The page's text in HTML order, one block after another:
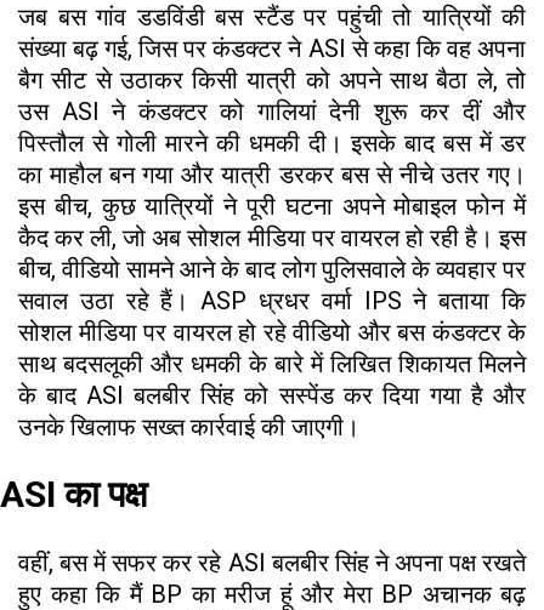
जब बस गांव डडविंडी बस स्टैंड पर पहुंची तो यात्रियों की
संख्या बढ़ गई, जिस पर कंडक्टर ने ASI से कहा कि वह अपना
बैग सीट से उठाकर किसी यात्री को अपने साथ बैठा ले, तो
उस ASI ने कंडक्टर को गालियां देनी शुरू कर दीं और
पिस्तौल से गोली मारने की धमकी दी। इसके बाद बस में डर
का माहौल बन गया और यात्री डरकर बस से नीचे उतर गए।
इस बीच, कुछ यात्रियों ने पूरी घटना अपने मोबाइल फोन में
कैद कर ली, जो अब सोशल मीडिया पर वायरल हो रही है। इस
बीच, वीडियो सामने आने के बाद लोग पुलिसवाले के व्यवहार पर
सवाल उठा रहे हैं। ASP ध्रधर वर्मा IPS ने बताया कि
सोशल मीडिया पर वायरल हो रहे वीडियो और बस कंडक्टर के
साथ बदसलूकी और धमकी के बारे में लिखित शिकायत मिलने
के बाद ASI बलबीर सिंह को सस्पेंड कर दिया गया है और
उनके खिलाफ सख्त कार्रवाई की जाएगी।
ASI का पक्ष
वहीं, बस में सफर कर रहे ASI बलबीर सिंह ने अपना पक्ष रखते
हुए कहा कि मैं BP का मरीज हूं और मेरा BP अचानक बढ़